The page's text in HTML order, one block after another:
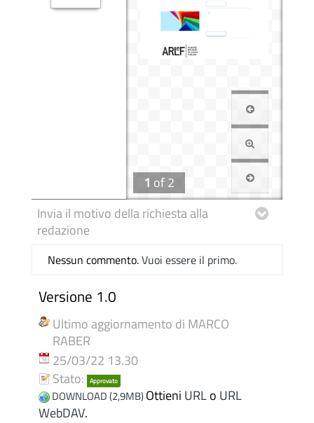
1 of2
Invia il motivo della richiesta alla
redazione
Nessun commento.Vuoi essere il primo.
Versione 1.0
Ultimo aggiornamento di MARCO
RABER
25/03/22 13.30
Stato:
Approvato
DOWNLOAD (2,9MB)Ottieni URLo URL
WebDAV.